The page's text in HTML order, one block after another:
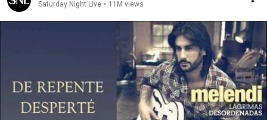
Saturday Night Live • 11M views